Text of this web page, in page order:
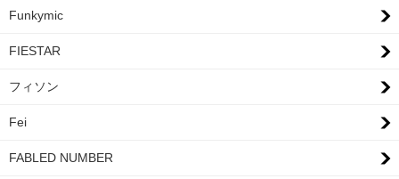
Funkymic
FIESTAR
フィソン
Fei
FABLED NUMBER